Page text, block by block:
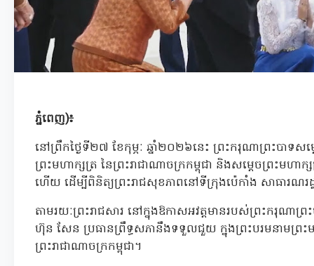
ភ្នំពេញ)៖
នៅព្រឹកថ្ងៃទី២៧ ខែកុម្ភៈ ឆ្នាំ២០២៦នេះ ព្រះករុណាព្រះបាទស
ព្រះមហាក្សត្រ នៃព្រះរាជាណាចក្រកម្ពុជា និងសម្តេចព្រះមហា
ហើយ ដើម្បីពិនិត្យព្រះរាជសុខភាពនៅទីក្រុងប៉េកាំង សាធារណរ
តាមរយៈព្រះរាជសារ នៅក្នុងឱកាសអវត្តមានរបស់ព្រះករុណាព្
ហ៊ុន សែន ប្រធានព្រឹទ្ធសភានឹងទទួលជួយ ក្នុងព្រះបរមនាមព្រះម
ព្រះរាជាណាចក្រកម្ពុជា។